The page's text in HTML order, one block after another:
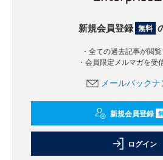
新規会員登録 無料
・全ての過去記事が閲
・会員限定メルマガを受
メールバックナ
新規会員登録
ログイン